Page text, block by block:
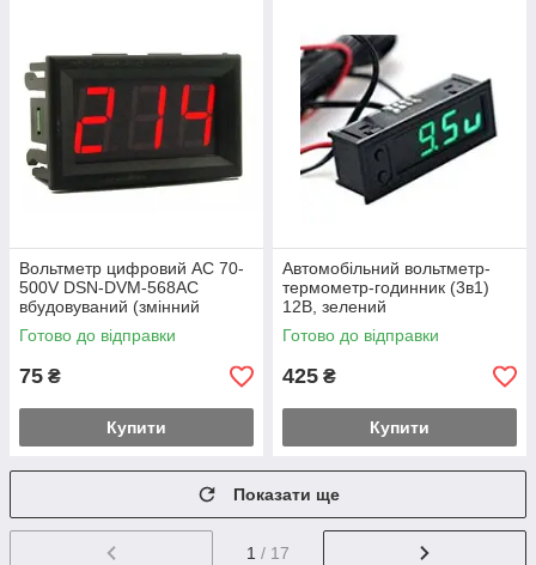
Вольтметр цифровий AC 70-
500V DSN-DVM-568AC
вбудовуваний (змінний
струм) ЧЕРВОНИЙ
Готово до відправки
75 ₴
Купити
Автомобільний вольтметр-
термометр-годинник (3в1)
12В, зелений
Готово до відправки
425 ₴
Купити
Показати ще
1 / 17